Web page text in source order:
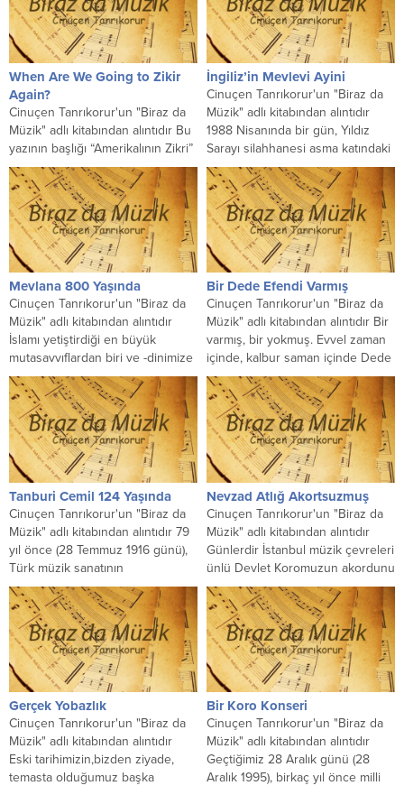
When Are We Going to Zikir
Again?
Cinuçen Tanrıkorur'un "Biraz da
Müzik" adlı kitabından alıntıdır Bu
yazının başlığı “Amerikalının Zikri”
veya “Amerika’da Zikir” olabilirdi.
Bunun yerine, sadece bir...
İngiliz’in Mevlevi Ayini
Cinuçen Tanrıkorur'un "Biraz da
Müzik" adlı kitabından alıntıdır
1988 Nisanında bir gün, Yıldız
Sarayı silahhanesi asma katındaki
mutad meşkimize hazırlandığımız
sırada,...
Mevlana 800 Yaşında
Cinuçen Tanrıkorur'un "Biraz da
Müzik" adlı kitabından alıntıdır
İslamı yetiştirdiği en büyük
mutasavvıflardan biri ve -dinimize
dünya çapındaki hizmeti göz
önüne...
Bir Dede Efendi Varmış
Cinuçen Tanrıkorur'un "Biraz da
Müzik" adlı kitabından alıntıdır Bir
varmış, bir yokmuş. Evvel zaman
içinde, kalbur saman içinde Dede
Efendi derler...
Tanburi Cemil 124 Yaşında
Cinuçen Tanrıkorur'un "Biraz da
Müzik" adlı kitabından alıntıdır 79
yıl önce (28 Temmuz 1916 günü),
Türk müzik sanatının
dehalarından Tanburi Cemil...
Nevzad Atlığ Akortsuzmuş
Cinuçen Tanrıkorur'un "Biraz da
Müzik" adlı kitabından alıntıdır
Günlerdir İstanbul müzik çevreleri
ünlü Devlet Koromuzun akordunu
konuşuyor. Japonya'da elektronik
cihazlarla yapılan...
Gerçek Yobazlık
Cinuçen Tanrıkorur'un "Biraz da
Müzik" adlı kitabından alıntıdır
Eski tarihimizin,bizden ziyade,
temasta olduğumuz başka
Bir Koro Konseri
Cinuçen Tanrıkorur'un "Biraz da
Müzik" adlı kitabından alıntıdır
Geçtiğimiz 28 Aralık günü (28
Aralık 1995), birkaç yıl önce milli